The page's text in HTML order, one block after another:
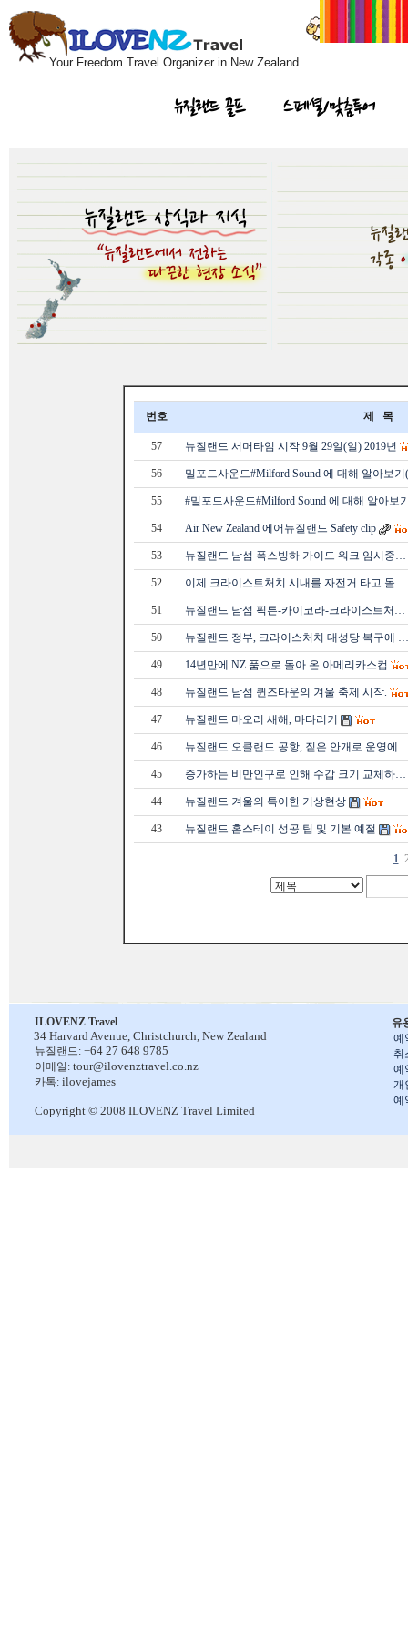
Your Freedom Travel Organizer in New Zealand
뉴질랜드 골프 스페셜/맞춤투어
번호 제 목
57 뉴질랜드 서머타임 시작 9월 29일(일) 2019년
56 밀포드사운드#Milford Sound 에 대해 알아보기
55 #밀포드사운드#Milford Sound 에 대해 알아보
54 Air New Zealand 에어뉴질랜드 Safety clip
53 뉴질랜드 남섬 폭스빙하 가이드 워크 임시중…
52 이제 크라이스트처치 시내를 자전거 타고 돌…
51 뉴질랜드 남섬 픽튼-카이코라-크라이스트처…
50 뉴질랜드 정부, 크라이스처치 대성당 복구에 …
49 14년만에 NZ 품으로 돌아 온 아메리카스컵
48 뉴질랜드 남섬 퀸즈타운의 겨울 축제 시작.
47 뉴질랜드 마오리 새해, 마타리키
46 뉴질랜드 오클랜드 공항, 짙은 안개로 운영에…
45 증가하는 비만인구로 인해 수갑 크기 교체하…
44 뉴질랜드 겨울의 특이한 기상현상
43 뉴질랜드 홈스테이 성공 팁 및 기본 예절
1
유
예
취
예
개
예
ILOVENZ Travel
34 Harvard Avenue, Christchurch, New Zealand
뉴질랜드: +64 27 648 9785
이메일: tour@ilovenztravel.co.nz
카톡: ilovejames
Copyright © 2008 ILOVENZ Travel Limited